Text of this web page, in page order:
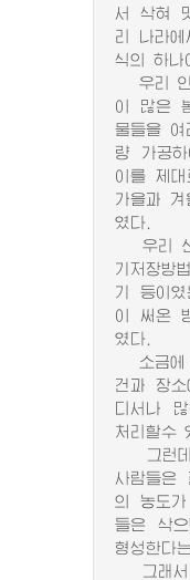
서 삭혀
리 나라에
식의 하나
우리 인
이 많은
물들을 여
량 가공
이를 제
가을과 겨
였다.
우리 선
기저장방
기 등이
이 써온
였다.
소금에
건과 장
디서나
처리할수
그런데
사람들은
의 농도
들은 삭
형성한다
그래서